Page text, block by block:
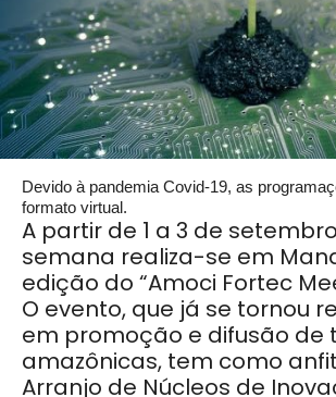
Devido à pandemia Covid-19, as
formato virtual.
A partir de 1 a 3 de
semana realiza-se em
edição do “Amoci Fortec
O evento, que já se tornou
em promoção e difusão de
amazônicas, tem como
Arranjo de Núcleos de